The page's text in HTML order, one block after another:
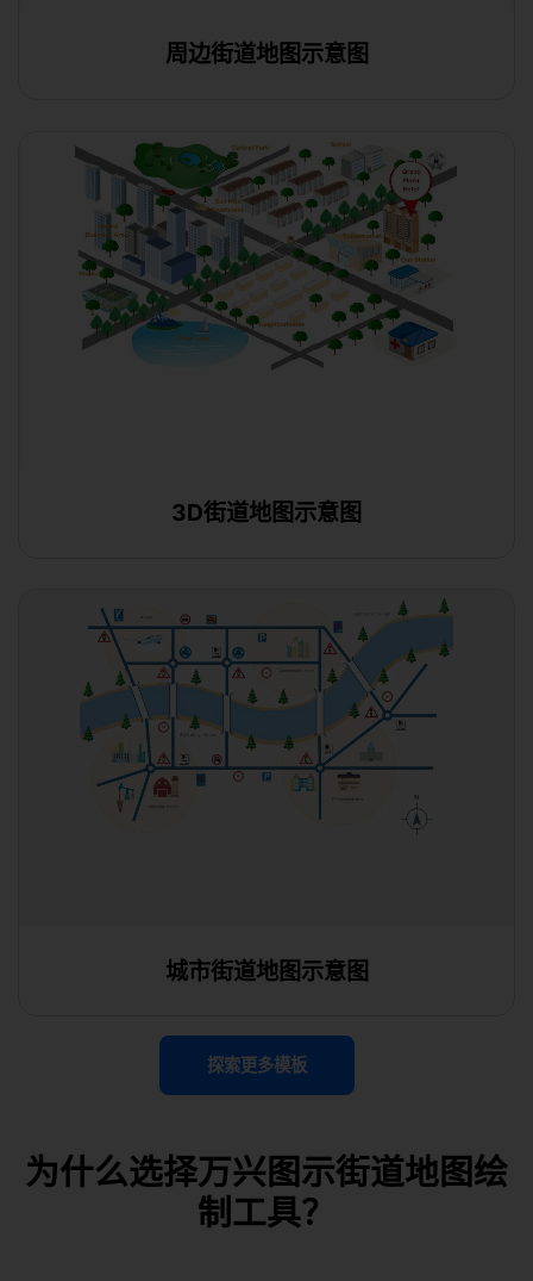
使用此模板
使用此模板
周边街道地图示意图
使用此模板
3D街道地图示意图
城市街道地图示意图
探索更多模板
为什么选择万兴图示街道地图绘
制工具？